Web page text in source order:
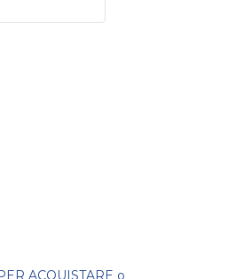
ACQUISTARE o